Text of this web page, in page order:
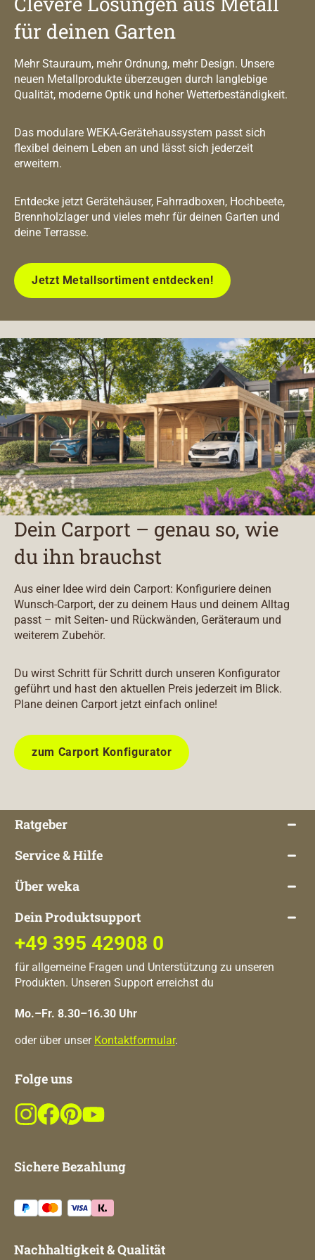
für deinen Garten
Mehr Stauraum, mehr Ordnung, mehr Design. Unsere
neuen Metallprodukte überzeugen durch langlebige
Qualität, moderne Optik und hoher Wetterbeständigkeit.
Das modulare WEKA-Gerätehaussystem passt sich
flexibel deinem Leben an und lässt sich jederzeit
erweitern.
Entdecke jetzt Gerätehäuser, Fahrradboxen, Hochbeete,
Brennholzlager und vieles mehr für deinen Garten und
deine Terrasse.
Jetzt Metallsortiment entdecken!
Dein Carport – genau so, wie
du ihn brauchst
Aus einer Idee wird dein Carport: Konfiguriere deinen
Wunsch-Carport, der zu deinem Haus und deinem Alltag
passt – mit Seiten- und Rückwänden, Geräteraum und
weiterem Zubehör.
Du wirst Schritt für Schritt durch unseren Konfigurator
geführt und hast den aktuellen Preis jederzeit im Blick.
Plane deinen Carport jetzt einfach online!
zum Carport Konfigurator
Ratgeber
Service & Hilfe
Über weka
Dein Produktsupport
+49 395 42908 0
für allgemeine Fragen und Unterstützung zu unseren
Produkten. Unseren Support erreichst du
Mo.–Fr. 8.30–16.30 Uhr
oder über unser Kontaktformular.
Folge uns
Sichere Bezahlung
Nachhaltigkeit & Qualität